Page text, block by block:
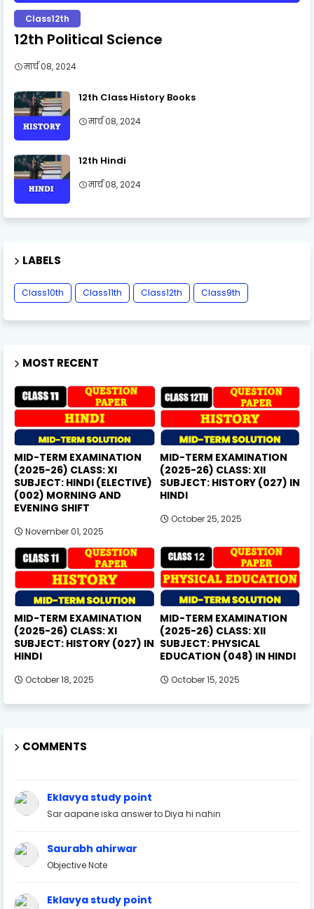
Class12th
12th Political Science
मार्च 08, 2024
12th Class History Books
मार्च 08, 2024
12th Hindi
मार्च 08, 2024
LABELS
Class10th Class11th Class12th Class9th
MOST RECENT
MID-TERM EXAMINATION
(2025-26) CLASS: XI
SUBJECT: HINDI (ELECTIVE)
(002) MORNING AND
EVENING SHIFT
November 01, 2025
MID-TERM EXAMINATION
(2025-26) CLASS: XII
SUBJECT: HISTORY (027) IN
HINDI
October 25, 2025
MID-TERM EXAMINATION
(2025-26) CLASS: XI
SUBJECT: HISTORY (027) IN
HINDI
October 18, 2025
MID-TERM EXAMINATION
(2025-26) CLASS: XII
SUBJECT: PHYSICAL
EDUCATION (048) IN HINDI
October 15, 2025
COMMENTS
Eklavya study point
Sar aapane iska answer to Diya hi nahin
Saurabh ahirwar
Objective Note
Eklavya study point